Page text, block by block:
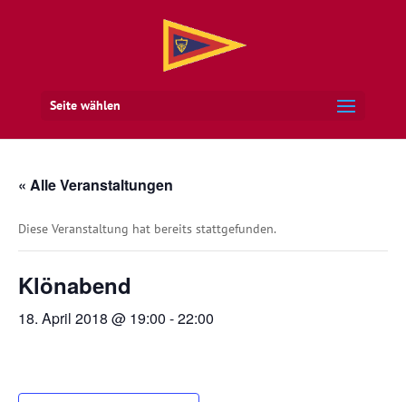
Seite wählen
« Alle Veranstaltungen
Diese Veranstaltung hat bereits stattgefunden.
Klönabend
18. April 2018 @ 19:00 -22:00